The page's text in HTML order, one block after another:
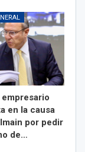
empresario
en la causa
por pedir
de…